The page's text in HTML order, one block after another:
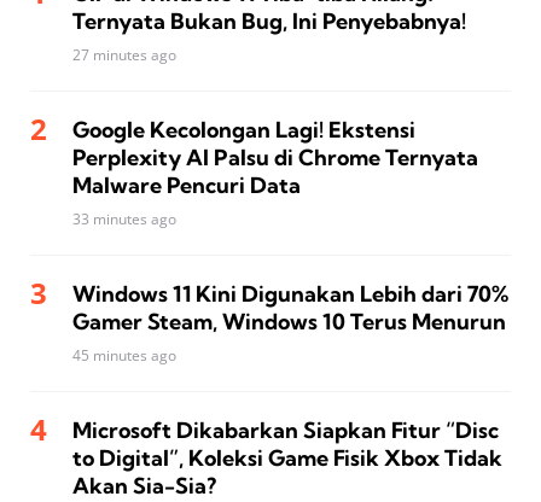
Ternyata Bukan Bug, Ini Penyebabnya!
27 minutes ago
Google Kecolongan Lagi! Ekstensi
Perplexity AI Palsu di Chrome Ternyata
Malware Pencuri Data
33 minutes ago
Windows 11 Kini Digunakan Lebih dari 70%
Gamer Steam, Windows 10 Terus Menurun
45 minutes ago
Microsoft Dikabarkan Siapkan Fitur “Disc
to Digital”, Koleksi Game Fisik Xbox Tidak
Akan Sia-Sia?